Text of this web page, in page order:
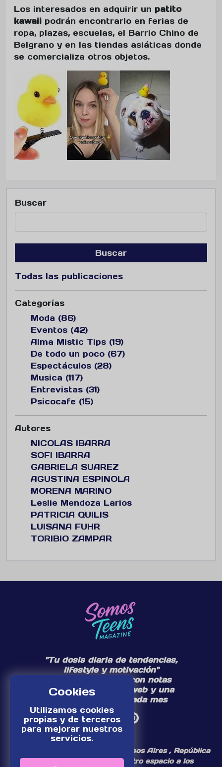
Cookies
Utilizamos cookies
propias y de terceros
para mejorar nuestros
servicios.
Los interesados en adquirir un patito
kawaii podrán encontrarlo en ferias de
ropa, plazas, escuelas, el Barrio Chino de
Belgrano y en las tiendas asiáticas donde
se comercializa otros objetos.
Buscar
Buscar
Todas las publicaciones
Categorías
Moda (86)
Eventos (42)
Alma Mistic Tips (19)
De todo un poco (67)
Espectáculos (28)
Musica (117)
Entrevistas (31)
Psicocafe (15)
Autores
NICOLAS IBARRA
SOFI IBARRA
GABRIELA SUAREZ
AGUSTINA ESPINOLA
MORENA MARINO
Leslie Mendoza Larios
PATRICIA QUILIS
LUISANA FUHR
TORIBIO ZAMPAR
"Tu dosis diaria de tendencias,
lifestyle y motivación"
Te acompañamos con notas
diarias en nuestra web y una
edición especial cada mes
¡Somos un medio digital de Buenos Aires , República
Argentina, dedicamos nuestro espacio a los